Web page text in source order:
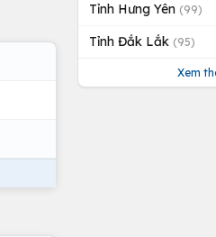
Tỉnh Hưng Yên (99)
Tỉnh Đắk Lắk (95)
Xem